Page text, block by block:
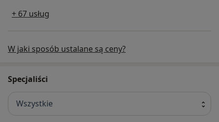
+ 67 usług
W jaki sposób ustalane są ceny?
Specjaliści
Wszystkie